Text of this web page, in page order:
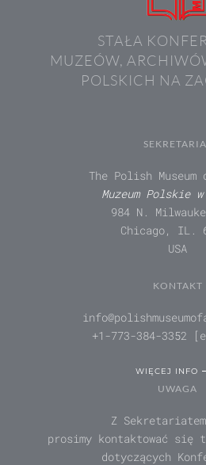
STAŁA
MUZEÓW,
POLSKICH NA
The Polish Museum
Muzeum Polskie
984 N.
Chicago, IL.
USA
KONTAKT
+1-773-384-3352
WIĘCEJ INFO
UWAGA
Z Sekretariatem
prosimy kontaktować się
dotyczących